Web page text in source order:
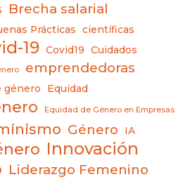
Brecha salarial
Prácticas científicas
19 Covid19
Cuidados
emprendedoras
género Equidad
Equidad de Género en Empresas
Género IA
Innovación
Liderazgo Femenino